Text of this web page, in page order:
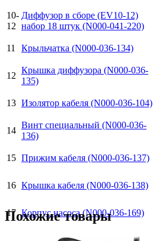
10-
12
Диффузор в сборе (EV10-12)
набор 18 штук (N000-041-220)
11 Крыльчатка (N000-036-134)
12
Крышка диффузора (N000-036-
135)
13 Изолятор кабеля (N000-036-104)
14
Винт специальный (N000-036-
136)
15 Прижим кабеля (N000-036-137)
16 Крышка кабеля (N000-036-138)
17 Корпус насоса (N000-036-169)
Похожие товары